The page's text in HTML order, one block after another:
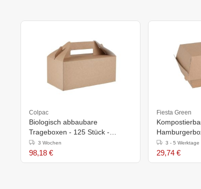
Colpac
Biologisch abbaubare
Trageboxen - 125 Stück -
18(H)x26,5(B)x12,8(T)cm
3 Wochen
98,18 €
Fiesta Green
150 Stück
3 - 5 Werktage
29,74 €